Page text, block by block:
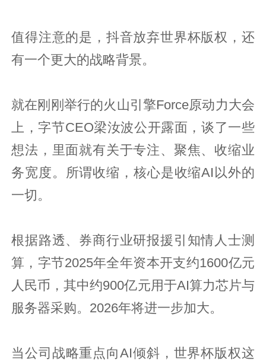
值得注意的是，抖音放弃世界杯版权，还
有一个更大的战略背景。
就在刚刚举行的火山引擎Force原动力大会
上，字节CEO梁汝波公开露面，谈了一些
想法，里面就有关于专注、聚焦、收缩业
务宽度。所谓收缩，核心是收缩AI以外的
一切。
根据路透、券商行业研报援引知情人士测
算，字节2025年全年资本开支约1600亿元
人民币，其中约900亿元用于AI算力芯片与
服务器采购。2026年将进一步加大。
当公司战略重点向AI倾斜，世界杯版权这